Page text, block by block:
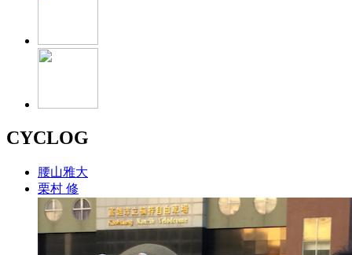
CYCLOG
腰山雅大
栗村 修